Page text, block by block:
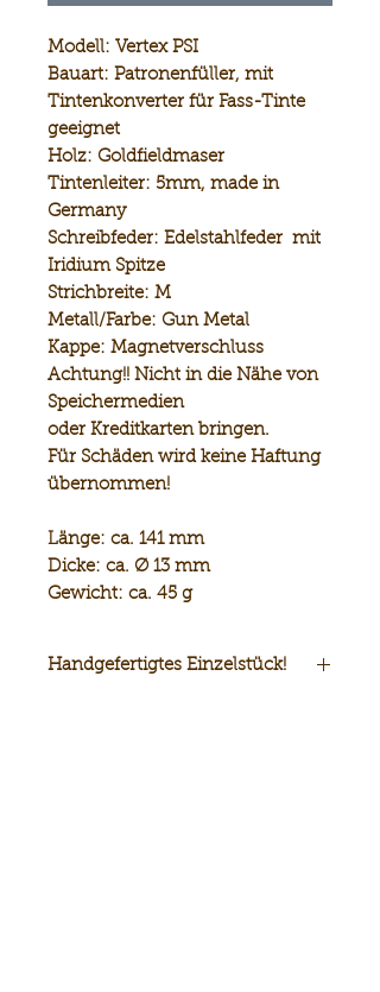
Modell: Vertex PSI
Bauart: Patronenfüller, mit
Tintenkonverter für Fass-Tinte
geeignet
Holz: Goldfieldmaser
Tintenleiter: 5mm, made in
Germany
Schreibfeder: Edelstahlfeder mit
Iridium Spitze
Strichbreite: M
Metall/Farbe: Gun Metal
Kappe: Magnetverschluss
Achtung!! Nicht in die Nähe von
Speichermedien
oder Kreditkarten bringen.
Für Schäden wird keine Haftung
übernommen!
Länge: ca. 141 mm
Dicke: ca. Ø 13 mm
Gewicht: ca. 45 g
Handgefertigtes Einzelstück!